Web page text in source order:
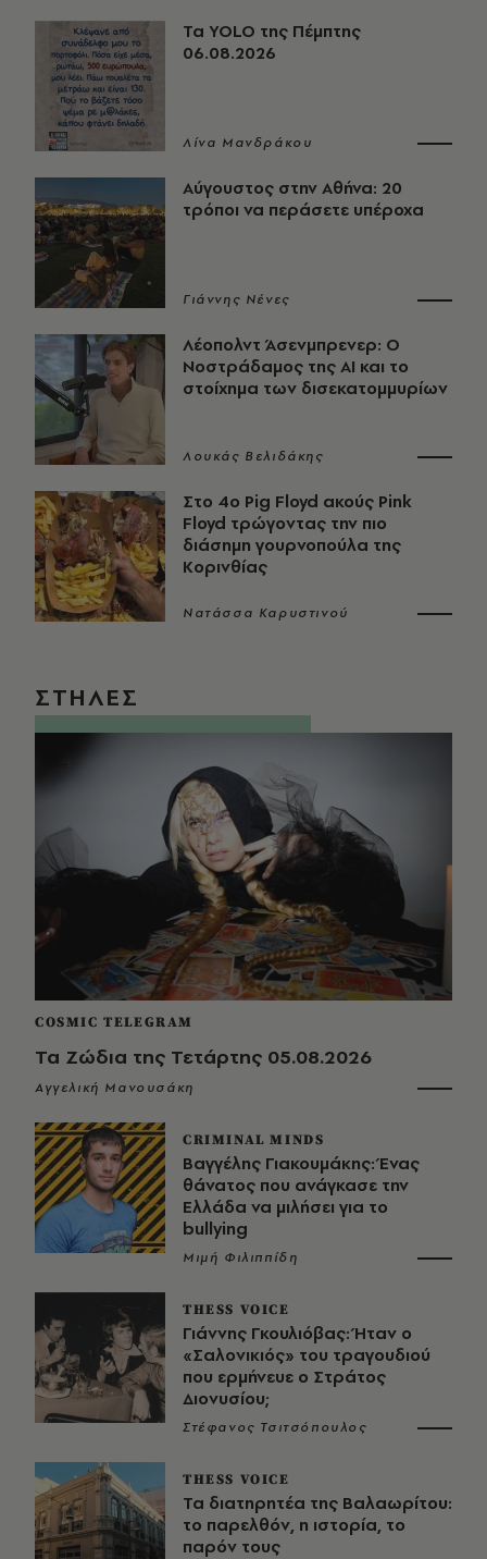
Τα YOLO της Πέμπτης
06.08.2026
Λίνα Μανδράκου
Αύγουστος στην Αθήνα: 20
τρόποι να περάσετε υπέροχα
Γιάννης Νένες
Λέοπολντ Άσενμπρενερ: Ο
Νοστράδαμος της AI και το
στοίχημα των δισεκατομμυρίων
Λουκάς Βελιδάκης
Στο 4ο Pig Floyd ακούς Pink
Floyd τρώγοντας την πιο
διάσημη γουρνοπούλα της
Κορινθίας
Νατάσσα Καρυστινού
ΣΤΗΛΕΣ
COSMIC TELEGRAM
Τα Ζώδια της Τετάρτης 05.08.2026
Αγγελική Μανουσάκη
CRIMINAL MINDS
Βαγγέλης Γιακουμάκης: Ένας
θάνατος που ανάγκασε την
Ελλάδα να μιλήσει για το
bullying
Μιμή Φιλιππίδη
THESS VOICE
Γιάννης Γκουλιόβας: Ήταν ο
«Σαλονικιός» του τραγουδιού
που ερμήνευε ο Στράτος
Διονυσίου;
Στέφανος Τσιτσόπουλος
THESS VOICE
Τα διατηρητέα της Βαλαωρίτου:
το παρελθόν, η ιστορία, το
παρόν τους